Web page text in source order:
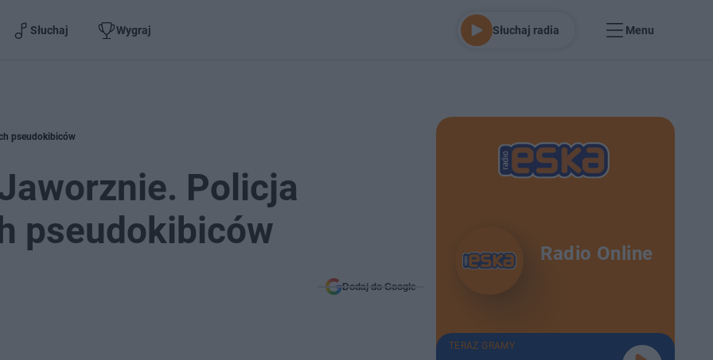
Słuchaj Wygraj Słuchaj radia Menu
pseudokibiców
Policja
pseudokibiców
Dodaj do Google
Radio Online
TERAZ GRAMY